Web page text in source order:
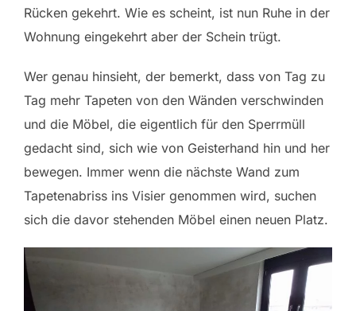
Rücken gekehrt. Wie es scheint, ist nun Ruhe in der
Wohnung eingekehrt aber der Schein trügt.
Wer genau hinsieht, der bemerkt, dass von Tag zu
Tag mehr Tapeten von den Wänden verschwinden
und die Möbel, die eigentlich für den Sperrmüll
gedacht sind, sich wie von Geisterhand hin und her
bewegen. Immer wenn die nächste Wand zum
Tapetenabriss ins Visier genommen wird, suchen
sich die davor stehenden Möbel einen neuen Platz.